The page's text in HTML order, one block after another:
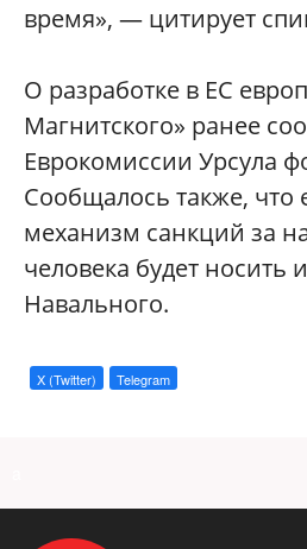
время», — цитирует
О разработке в ЕС
Магнитского» ранее
Еврокомиссии Урсула
Сообщалось также, что
механизм санкций за
человека будет носить
Навального.
X (Twitter) Telegram